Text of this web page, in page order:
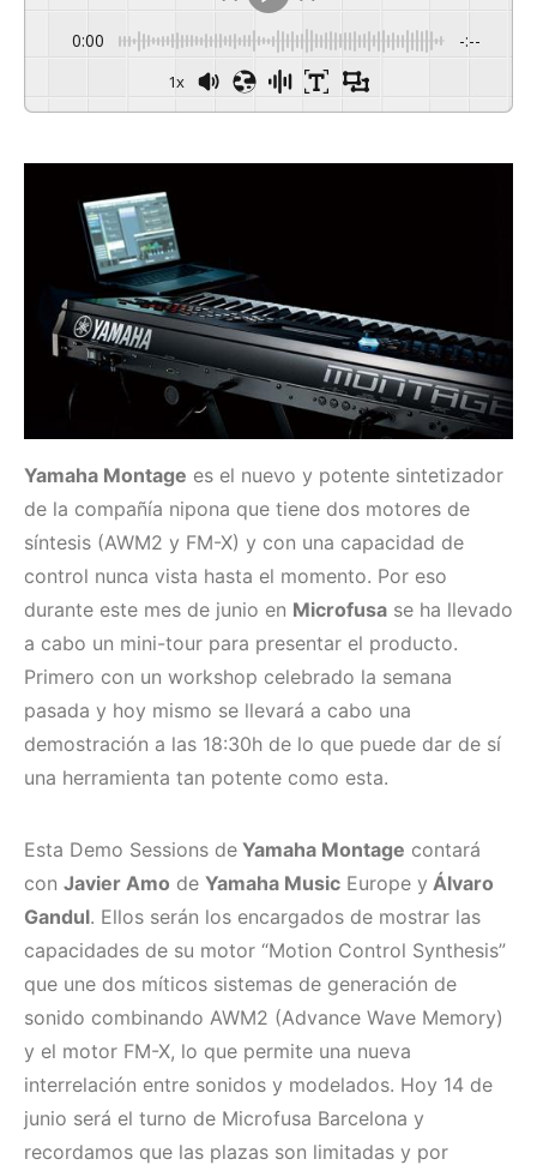
0:00 -:--
1x
Yamaha Montage es el nuevo y potente sintetizador
de la compañía nipona que tiene dos motores de
síntesis (AWM2 y FM-X) y con una capacidad de
control nunca vista hasta el momento. Por eso
durante este mes de junio en Microfusa se ha llevado
a cabo un mini-tour para presentar el producto.
Primero con un workshop celebrado la semana
pasada y hoy mismo se llevará a cabo una
demostración a las 18:30h de lo que puede dar de sí
una herramienta tan potente como esta.
Esta Demo Sessions de Yamaha Montage contará
con Javier Amo de Yamaha Music Europe y Álvaro
Gandul. Ellos serán los encargados de mostrar las
capacidades de su motor “Motion Control Synthesis”
que une dos míticos sistemas de generación de
sonido combinando AWM2 (Advance Wave Memory)
y el motor FM-X, lo que permite una nueva
interrelación entre sonidos y modelados. Hoy 14 de
junio será el turno de Microfusa Barcelona y
recordamos que las plazas son limitadas y por